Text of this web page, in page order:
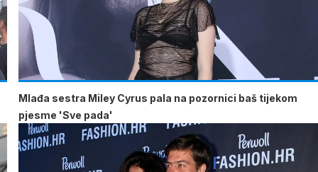
Mlađa sestra Miley Cyrus pala na pozornici baš tijekom
pjesme 'Sve pada'